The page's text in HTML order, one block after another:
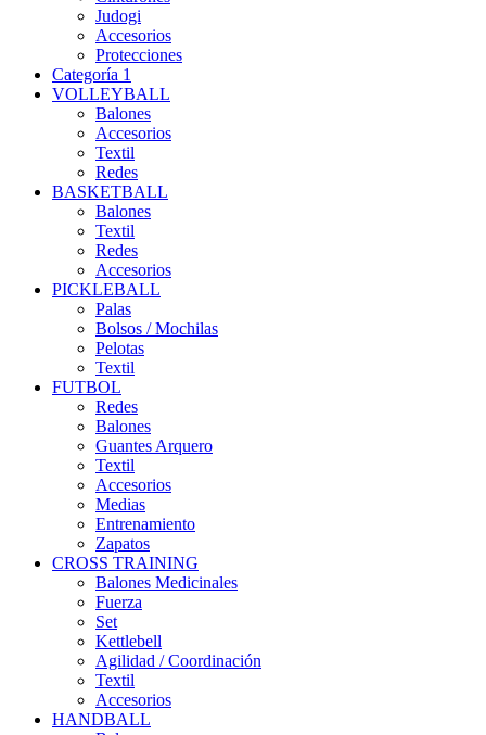
Judogi
Accesorios
Protecciones
Categoría 1
VOLLEYBALL
Balones
Accesorios
Textil
Redes
BASKETBALL
Balones
Textil
Redes
Accesorios
PICKLEBALL
Palas
Bolsos / Mochilas
Pelotas
Textil
FUTBOL
Redes
Balones
Guantes Arquero
Textil
Accesorios
Medias
Entrenamiento
Zapatos
CROSS TRAINING
Balones Medicinales
Fuerza
Set
Kettlebell
Agilidad / Coordinación
Textil
Accesorios
HANDBALL